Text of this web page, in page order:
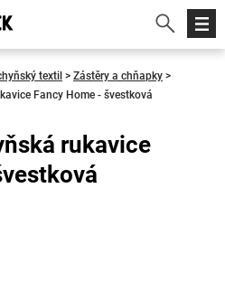
textil > Zástěry a chňapky >
Fancy Home - švestková
rukavice